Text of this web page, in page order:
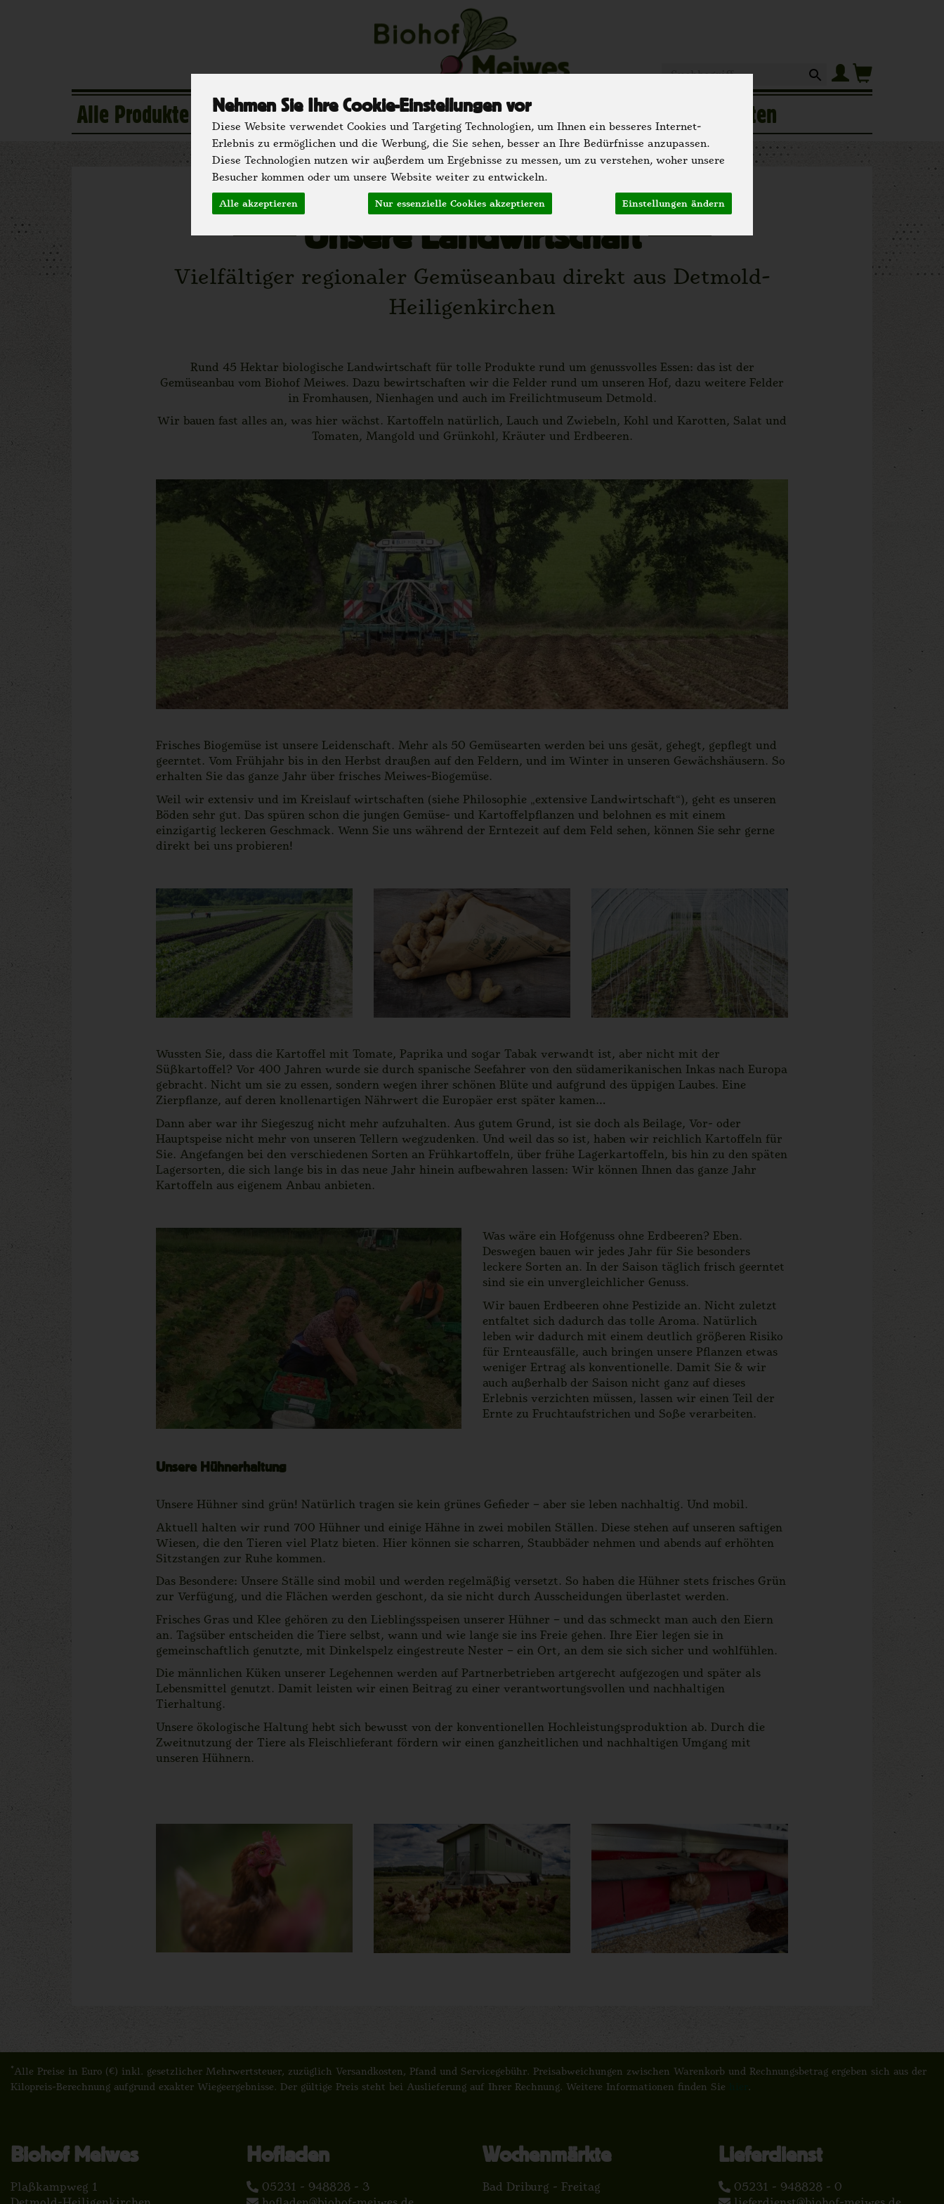
Nehmen Sie Ihre Cookie-Einstellungen vor
Diese Website verwendet Cookies und Targeting Technologien, um Ihnen ein besseres Internet-
Erlebnis zu ermöglichen und die Werbung, die Sie sehen, besser an Ihre Bedürfnisse anzupassen.
Diese Technologien nutzen wir außerdem um Ergebnisse zu messen, um zu verstehen, woher unsere
Besucher kommen oder um unsere Website weiter zu entwickeln.
Alle akzeptieren Nur essenzielle Cookies akzeptieren Einstellungen ändern
Alle Produkte Eigener Anbau Regionale Partner Einkaufen Hofgeschichten
Unsere Landwirtschaft
Vielfältiger regionaler Gemüseanbau direkt aus Detmold-
Heiligenkirchen
Rund 45 Hektar biologische Landwirtschaft für tolle Produkte rund um genussvolles Essen: das ist der
Gemüseanbau vom Biohof Meiwes. Dazu bewirtschaften wir die Felder rund um unseren Hof, dazu weitere Felder
in Fromhausen, Nienhagen und auch im Freilichtmuseum Detmold.
Wir bauen fast alles an, was hier wächst. Kartoffeln natürlich, Lauch und Zwiebeln, Kohl und Karotten, Salat und
Tomaten, Mangold und Grünkohl, Kräuter und Erdbeeren.
Frisches Biogemüse ist unsere Leidenschaft. Mehr als 50 Gemüsearten werden bei uns gesät, gehegt, gepflegt und
geerntet. Vom Frühjahr bis in den Herbst draußen auf den Feldern, und im Winter in unseren Gewächshäusern. So
erhalten Sie das ganze Jahr über frisches Meiwes-Biogemüse.
Weil wir extensiv und im Kreislauf wirtschaften (siehe Philosophie „extensive Landwirtschaft“), geht es unseren
Böden sehr gut. Das spüren schon die jungen Gemüse- und Kartoffelpflanzen und belohnen es mit einem
einzigartig leckeren Geschmack. Wenn Sie uns während der Erntezeit auf dem Feld sehen, können Sie sehr gerne
direkt bei uns probieren!
Wussten Sie, dass die Kartoffel mit Tomate, Paprika und sogar Tabak verwandt ist, aber nicht mit der
Süßkartoffel? Vor 400 Jahren wurde sie durch spanische Seefahrer von den südamerikanischen Inkas nach Europa
gebracht. Nicht um sie zu essen, sondern wegen ihrer schönen Blüte und aufgrund des üppigen Laubes. Eine
Zierpflanze, auf deren knollenartigen Nährwert die Europäer erst später kamen…
Dann aber war ihr Siegeszug nicht mehr aufzuhalten. Aus gutem Grund, ist sie doch als Beilage, Vor- oder
Hauptspeise nicht mehr von unseren Tellern wegzudenken. Und weil das so ist, haben wir reichlich Kartoffeln für
Sie. Angefangen bei den verschiedenen Sorten an Frühkartoffeln, über frühe Lagerkartoffeln, bis hin zu den späten
Lagersorten, die sich lange bis in das neue Jahr hinein aufbewahren lassen: Wir können Ihnen das ganze Jahr
Kartoffeln aus eigenem Anbau anbieten.
Was wäre ein Hofgenuss ohne Erdbeeren? Eben.
Deswegen bauen wir jedes Jahr für Sie besonders
leckere Sorten an. In der Saison täglich frisch geerntet
sind sie ein unvergleichlicher Genuss.
Wir bauen Erdbeeren ohne Pestizide an. Nicht zuletzt
entfaltet sich dadurch das tolle Aroma. Natürlich
leben wir dadurch mit einem deutlich größeren Risiko
für Ernteausfälle, auch bringen unsere Pflanzen etwas
weniger Ertrag als konventionelle. Damit Sie & wir
auch außerhalb der Saison nicht ganz auf dieses
Erlebnis verzichten müssen, lassen wir einen Teil der
Ernte zu Fruchtaufstrichen und Soße verarbeiten.
Unsere Hühnerhaltung
Unsere Hühner sind grün! Natürlich tragen sie kein grünes Gefieder – aber sie leben nachhaltig. Und mobil.
Aktuell halten wir rund 700 Hühner und einige Hähne in zwei mobilen Ställen. Diese stehen auf unseren saftigen
Wiesen, die den Tieren viel Platz bieten. Hier können sie scharren, Staubbäder nehmen und abends auf erhöhten
Sitzstangen zur Ruhe kommen.
Das Besondere: Unsere Ställe sind mobil und werden regelmäßig versetzt. So haben die Hühner stets frisches Grün
zur Verfügung, und die Flächen werden geschont, da sie nicht durch Ausscheidungen überlastet werden.
Frisches Gras und Klee gehören zu den Lieblingsspeisen unserer Hühner – und das schmeckt man auch den Eiern
an. Tagsüber entscheiden die Tiere selbst, wann und wie lange sie ins Freie gehen. Ihre Eier legen sie in
gemeinschaftlich genutzte, mit Dinkelspelz eingestreute Nester – ein Ort, an dem sie sich sicher und wohlfühlen.
Die männlichen Küken unserer Legehennen werden auf Partnerbetrieben artgerecht aufgezogen und später als
Lebensmittel genutzt. Damit leisten wir einen Beitrag zu einer verantwortungsvollen und nachhaltigen
Tierhaltung.
Unsere ökologische Haltung hebt sich bewusst von der konventionellen Hochleistungsproduktion ab. Durch die
Zweitnutzung der Tiere als Fleischlieferant fördern wir einen ganzheitlichen und nachhaltigen Umgang mit
unseren Hühnern.
*Alle Preise in Euro (€) inkl. gesetzlicher Mehrwertsteuer, zuzüglich Versandkosten, Pfand und Servicegebühr. Preisabweichungen zwischen Warenkorb und Rechnungsbetrag ergeben sich aus der
Kilopreis-Berechnung aufgrund exakter Wiegeergebnisse. Der gültige Preis steht bei Auslieferung auf Ihrer Rechnung. Weitere Informationen finden Sie
.
Biohof Meiwes
Plaßkampweg 1
Hofladen
05231 - 948828 - 3
Wochenmärkte
Bad Driburg - Freitag
Lieferdienst
05231 - 948828 - 0